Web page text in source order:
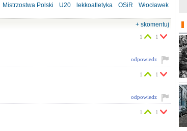
Mistrzostwa Polski U20 lekkoatletyka OSiR Włocławek
+ skomentuj
1 1
odpowiedz
1 1
odpowiedz
1 1